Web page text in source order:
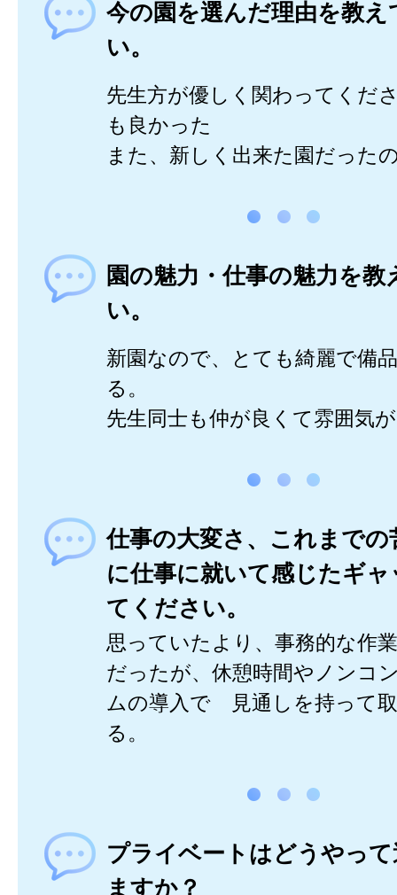
今の園を選んだ理由を教え
い。
先生方が優しく関わってくだ
も良かった
また、新しく出来た園だった
園の魅力・仕事の魅力を教
い。
新園なので、とても綺麗で備
る。
先生同士も仲が良くて雰囲気
仕事の大変さ、これまでの
に仕事に就いて感じたギ
てください。
思っていたより、事務的な作
だったが、休憩時間やノンコ
ムの導入で 見通しを持って
る。
プライベートはどうやっ
ますか？